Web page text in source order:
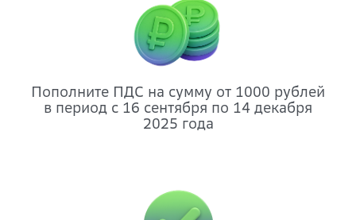
Пополните ПДС на сумму от 1000 рублей
в период с 16 сентября по 14 декабря
2025 года